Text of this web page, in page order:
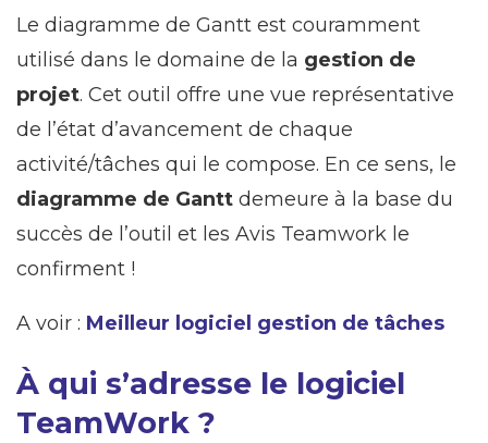
Le diagramme de Gantt est couramment
utilisé dans le domaine de la gestion de
projet. Cet outil offre une vue représentative
de l’état d’avancement de chaque
activité/tâches qui le compose. En ce sens, le
diagramme de Gantt demeure à la base du
succès de l’outil et les Avis Teamwork le
confirment !
A voir : Meilleur logiciel gestion de tâches
À qui s’adresse le logiciel
TeamWork ?